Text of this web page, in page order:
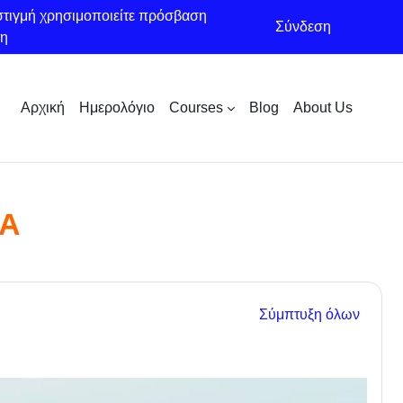
χρησιμοποιείτε πρόσβαση
Σύνδεση
Αρχική Ημερολόγιο Courses Blog About Us
Σύμπτυξη όλων